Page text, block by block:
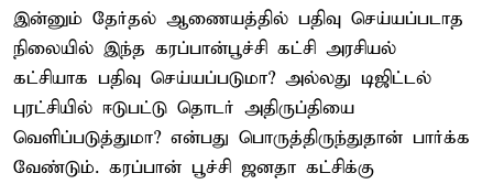
இன்னும் தேர்தல் ஆணையத்தில் பதிவு செய்யப்படாத
நிலையில் இந்த கரப்பான்பூச்சி கட்சி அரசியல்
கட்சியாக பதிவு செய்யப்படுமா? அல்லது டிஜிட்டல்
புரட்சியில் ஈடுபட்டு தொடர் அதிருப்தியை
வெளிப்படுத்துமா? என்பது பொருத்திருந்துதான் பார்க்க
வேண்டும். கரப்பான் பூச்சி ஜனதா கட்சிக்கு